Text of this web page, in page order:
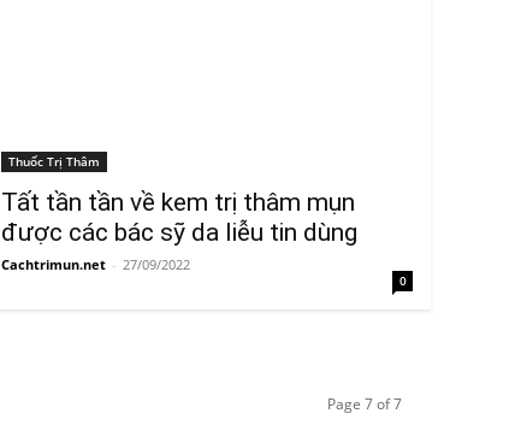
Thuốc Trị Thâm
Tất tần tần về kem trị thâm mụn
được các bác sỹ da liễu tin dùng
Cachtrimun.net - 27/09/2022
0
Page 7 of 7